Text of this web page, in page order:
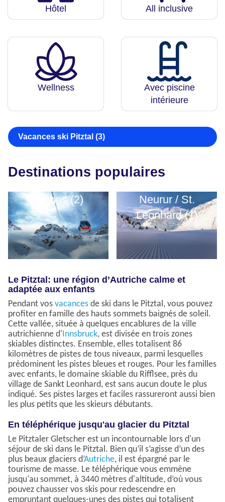
Hôtel All inclusive
Wellness
Avec piscine
intérieure
Vacances ski Pitztal (3)
Destinations populaires
Wenns (2)
Neurur / St.
Leonhard (1)
Le Pitztal: une région d’Autriche calme et
adaptée aux enfants
Pendant vos vacances de ski dans le Pitztal, vous pouvez
profiter en famille des hauts sommets baignés de soleil.
Cette vallée, située à quelques encablures de la ville
autrichienne d' Innsbruck, est divisée en trois zones
skiables distinctes. Ensemble, elles totalisent 86
kilomètres de pistes de tous niveaux, parmi lesquelles
prédominent les pistes bleues et rouges. Pour les familles
avec enfants, le domaine skiable du Rifflsee, près du
village de Sankt Leonhard, est sans aucun doute le plus
indiqué. Ses pistes larges et faciles rassureront aussi bien
les plus petits que les skieurs débutants.
En téléphérique jusqu'au glacier du Pitztal
Le Pitztaler Gletscher est un incontournable lors d'un
séjour de ski dans le Pitztal. Bien qu’il s’agisse d’un des
plus beaux glaciers d’Autriche, il est épargné par le
tourisme de masse. Le téléphérique vous emmène
jusqu'au sommet, à 3440 mètres d'altitude, d’où vous
pouvez chausser vos skis pour redescendre en
empruntant quelques-unes des pistes qui totalisent